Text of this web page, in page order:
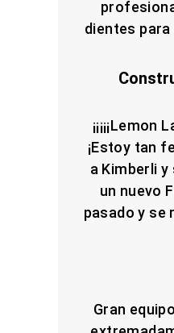
dientes para
¡Estoy tan
a Kimberli
un nuevo
pasado y se
Gran